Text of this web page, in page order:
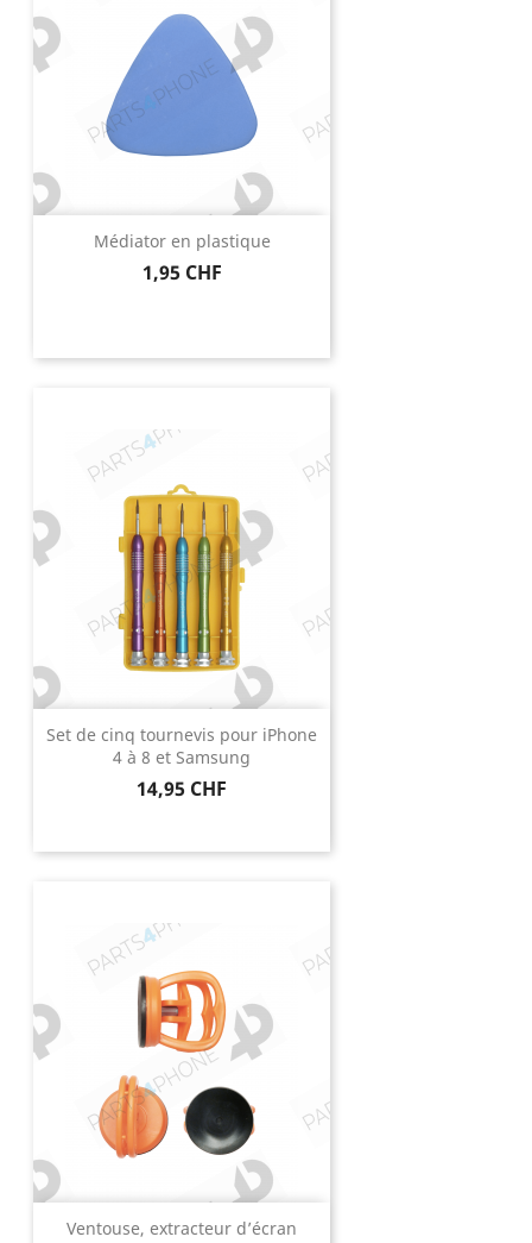
Médiator en plastique
Prix
1,95 CHF
Set de cinq tournevis pour iPhone
4 à 8 et Samsung
Prix
14,95 CHF
Ventouse, extracteur d’écran